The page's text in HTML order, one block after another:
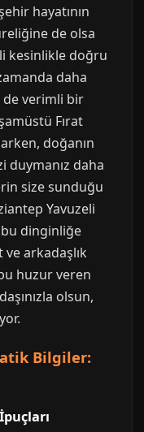
hayatının
de olsa
kesinlikle doğru
daha
de verimli bir
Fırat
doğanın
duymanız daha
size sunduğu
Yavuzeli
dinginliğe
arkadaşlık
huzur veren
olsun,
Bilgiler: